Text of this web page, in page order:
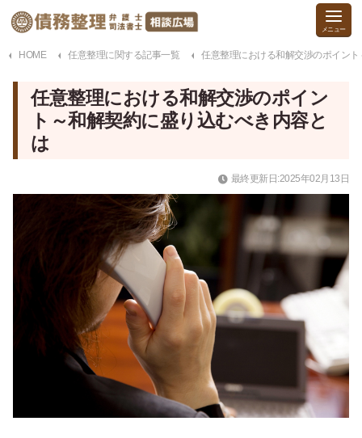
HOME 任意整理に関する記事一覧 任意整理における和解交渉のポイン
任意整理における和解交渉のポイン
ト～和解契約に盛り込むべき内容と
は
最終更新日:2025年02月13日